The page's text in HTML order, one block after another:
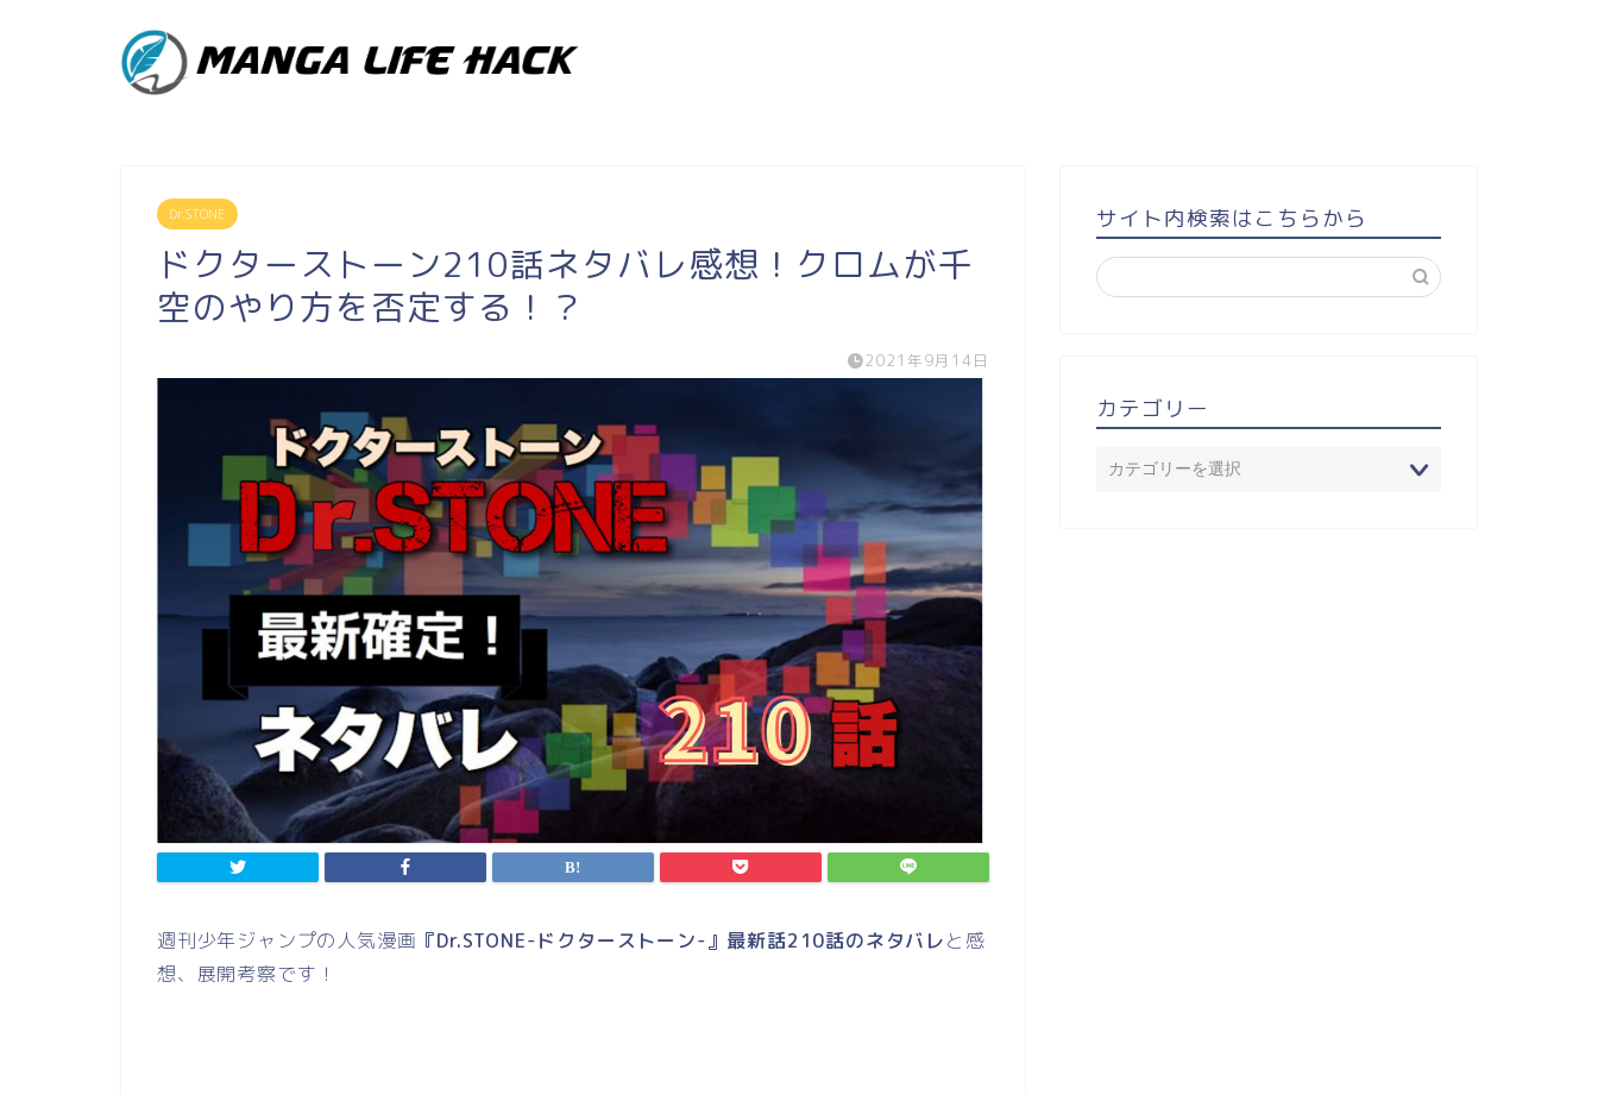
Dr.STONE
ドクターストーン210話ネタバレ感想！クロムが千
空のやり方を否定する！？
2021年9月14日
週刊少年ジャンプの人気漫画 『Dr.STONE-ドクターストーン-』最新話210話のネタバレと感
想、展開考察です！
サイト内検索はこちらから
カテゴリー